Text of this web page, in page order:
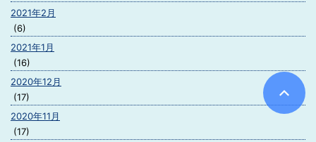
2021年2月
(6)
2021年1月
(16)
2020年12月
(17)
2020年11月
(17)